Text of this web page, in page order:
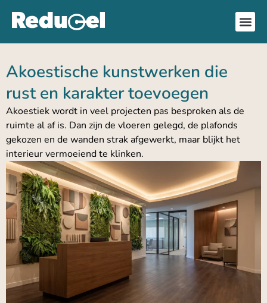
Akoestische kunstwerken die
rust en karakter toevoegen
Akoestiek wordt in veel projecten pas besproken als de
ruimte al af is. Dan zijn de vloeren gelegd, de plafonds
gekozen en de wanden strak afgewerkt, maar blijkt het
interieur vermoeiend te klinken.